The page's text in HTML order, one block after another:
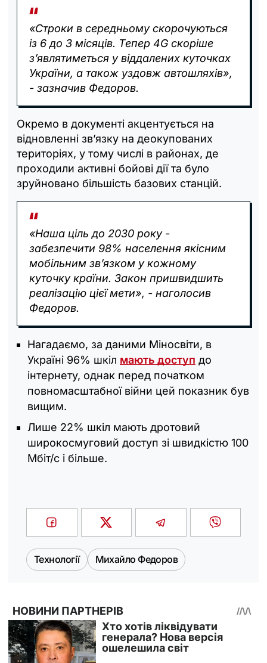
«Строки в середньому скорочуються
із 6 до 3 місяців. Тепер 4G скоріше
зʼявлятиметься у віддалених куточках
України, а також уздовж автошляхів»,
- зазначив Федоров.
Окремо в документі акцентується на
відновленні зв’язку на деокупованих
територіях, у тому числі в районах, де
проходили активні бойові дії та було
зруйновано більшість базових станцій.
«Наша ціль до 2030 року -
забезпечити 98% населення якісним
мобільним зв’язком у кожному
куточку країни. Закон пришвидшить
реалізацію цієї мети», - наголосив
Федоров.
Нагадаємо, за даними Міносвіти, в
Україні 96% шкіл мають доступ до
інтернету, однак перед початком
повномасштабної війни цей показник був
вищим.
Лише 22% шкіл мають дротовий
широкосмуговий доступ зі швидкістю 100
Мбіт/с і більше.
Технології Михайло Федоров